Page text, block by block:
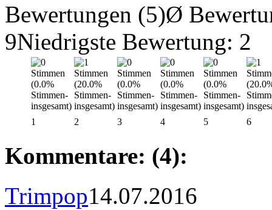
Bewertungen (5)Ø
9Niedrigste Bewertung: 2
1 2 3 4 5 6
Kommentare: (4):
Trimpop14.07.2016